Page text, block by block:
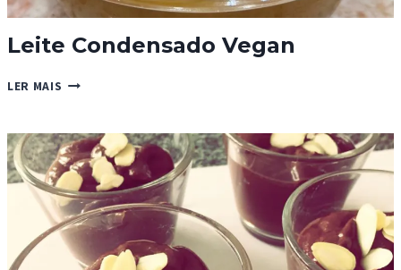
Leite Condensado Vegan
LER MAIS LEITE